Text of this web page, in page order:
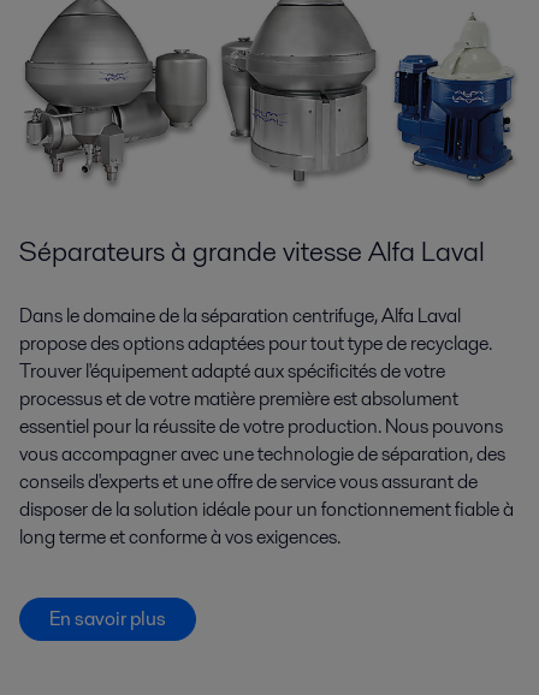
Séparateurs à grande vitesse Alfa Laval
Dans le domaine de la séparation centrifuge, Alfa Laval
propose des options adaptées pour tout type de recyclage.
Trouver l'équipement adapté aux spécificités de votre
processus et de votre matière première est absolument
essentiel pour la réussite de votre production. Nous pouvons
vous accompagner avec une technologie de séparation, des
conseils d'experts et une offre de service vous assurant de
disposer de la solution idéale pour un fonctionnement fiable à
long terme et conforme à vos exigences.
En savoir plus